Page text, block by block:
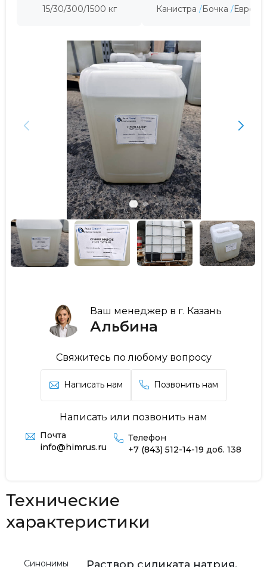
Ваш менеджер в г. Казань
Альбина
Свяжитесь по любому вопросу
Написать нам Позвонить нам
Написать или позвонить нам
Почта
info@himrus.ru
Телефон
+7 (843) 512-14-19 доб. 138
15/30/300/1500 кг
Канистра
Бочка
Технические
характеристики
Синонимы